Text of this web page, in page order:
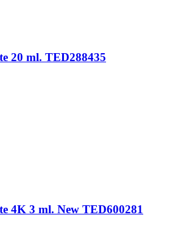
20 ml. TED288435
4K 3 ml. New TED600281